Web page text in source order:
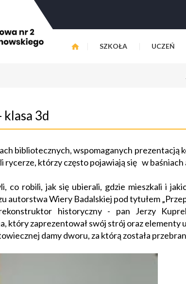
SZKOŁA UCZEŃ
klasa 3d
bibliotecznych, wspomaganych prezentacją
rycerze, którzy często pojawiają się w
co robili, jak się ubierali, gdzie mieszkali i
autorstwa Wiery Badalskiej pod tytułem
historyczny - pan Jerzy
który zaprezentował swój strój oraz elementy
damy dworu, za którą została